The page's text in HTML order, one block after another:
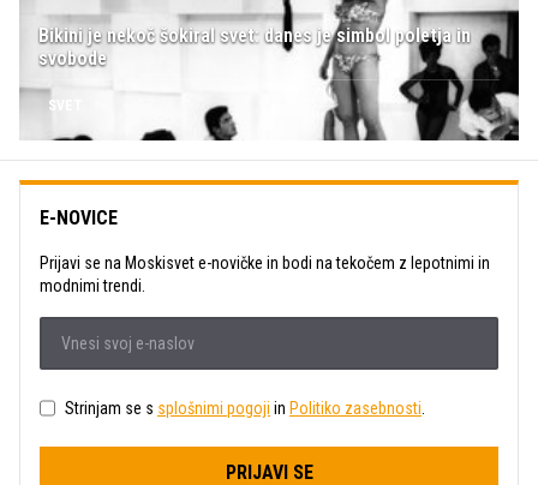
Bikini je nekoč šokiral svet: danes je simbol poletja in
svobode
SVET
E-NOVICE
Prijavi se na Moskisvet e-novičke in bodi na tekočem z lepotnimi in
modnimi trendi.
Strinjam se s splošnimi pogoji in Politiko zasebnosti
PRIJAVI SE